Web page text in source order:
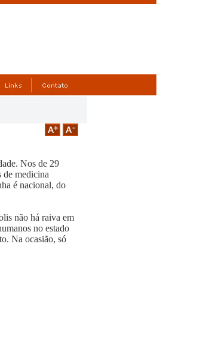
Nos de 29
de medicina
é nacional, do
não há raiva em
no estado
Na ocasião, só